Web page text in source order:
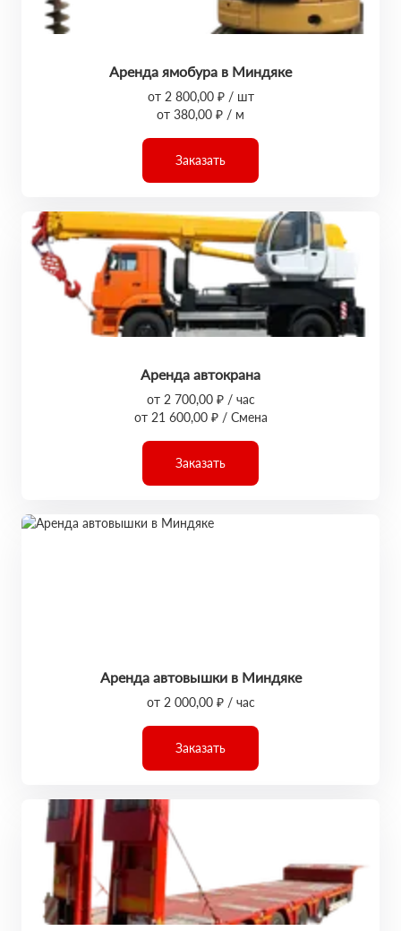
Аренда ямобура в Миндяке
от 2 800,00 ₽ / шт
от 380,00 ₽ / м
Заказать
Аренда автокрана
от 2 700,00 ₽ / час
от 21 600,00 ₽ / Смена
Заказать
Аренда автовышки в Миндяке
от 2 000,00 ₽ / час
Заказать